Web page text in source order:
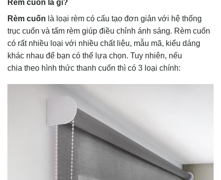
Rèm cuốn là gì?
Rèm cuốn là loại rèm có cấu tạo đơn giản với hệ thống
trục cuốn và tấm rèm giúp điều chỉnh ánh sáng. Rèm cuốn
có rất nhiều loại với nhiều chất liệu, mẫu mã, kiểu dáng
khác nhau để bạn có thể lựa chọn. Tuy nhiên, nếu
chia theo hình thức thanh cuốn thì có 3 loại chính: